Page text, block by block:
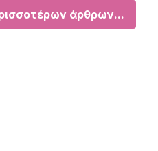
άρθρων...